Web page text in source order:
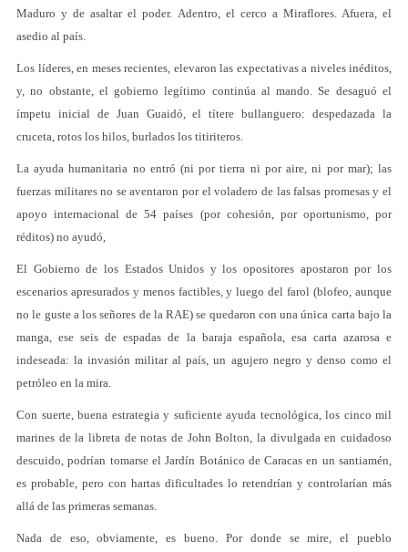
Maduro y de asaltar el poder. Adentro, el cerco a Miraflores. Afuera, el
asedio al país.
Los líderes, en meses recientes, elevaron las expectativas a niveles inéditos,
y, no obstante, el gobierno legítimo continúa al mando. Se desaguó el
ímpetu inicial de Juan Guaidó, el títere bullanguero: despedazada la
cruceta, rotos los hilos, burlados los titiriteros.
La ayuda humanitaria no entró (ni por tierra ni por aire, ni por mar); las
fuerzas militares no se aventaron por el voladero de las falsas promesas y el
apoyo internacional de 54 países (por cohesión, por oportunismo, por
réditos) no ayudó,
El Gobierno de los Estados Unidos y los opositores apostaron por los
escenarios apresurados y menos factibles, y luego del farol (blofeo, aunque
no le guste a los señores de la RAE) se quedaron con una única carta bajo la
manga, ese seis de espadas de la baraja española, esa carta azarosa e
indeseada: la invasión militar al país, un agujero negro y denso como el
petróleo en la mira.
Con suerte, buena estrategia y suficiente ayuda tecnológica, los cinco mil
marines de la libreta de notas de John Bolton, la divulgada en cuidadoso
descuido, podrían tomarse el Jardín Botánico de Caracas en un santiamén,
es probable, pero con hartas dificultades lo retendrían y controlarían más
allá de las primeras semanas.
Nada de eso, obviamente, es bueno. Por donde se mire, el pueblo